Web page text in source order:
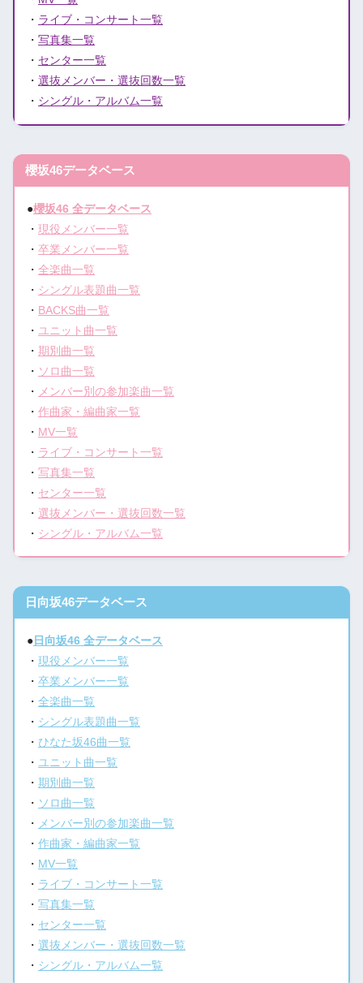
・ ライブ・コンサート一覧
・写真集一覧
・ センター一覧
・選抜メンバー・選抜回数一覧
・ シングル・アルバム一覧
櫻坂46データベース
●櫻坂46 全データベース
・現役メンバー一覧
・卒業メンバー一覧
・全楽曲一覧
・ シングル表題曲一覧
・ BACKS曲一覧
・ ユニット曲一覧
・期別曲一覧
・ ソロ曲一覧
・ メンバー別の参加楽曲一覧
・作曲家・編曲家一覧
・ MV一覧
・ ライブ・コンサート一覧
・写真集一覧
・ センター一覧
・ 選抜メンバー・選抜回数一覧
・ シングル・アルバム一覧
日向坂46データベース
● 日向坂46 全データベース
・現役メンバー一覧
・卒業メンバー一覧
・全楽曲一覧
・ シングル表題曲一覧
・ひなた坂46曲一覧
・ ユニット曲一覧
・期別曲一覧
・ ソロ曲一覧
・ メンバー別の参加楽曲一覧
・作曲家・編曲家一覧
・ MV一覧
・ ライブ・コンサート一覧
・写真集一覧
・ センター一覧
・選抜メンバー・選抜回数一覧
・ シングル・アルバム一覧